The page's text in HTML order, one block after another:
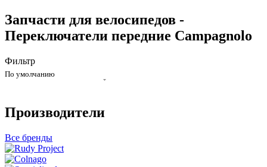
Запчасти для велосипедов -
Переключатели передние Campagnolo
Фильтр
По умолчанию
Производители
Все бренды